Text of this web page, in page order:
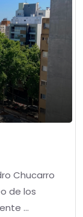
Chucarro
de los
...